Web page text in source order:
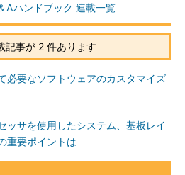
Aハンドブック 連載一覧
記事が 2 件あります
必要なソフトウェアのカスタマイズ
ッサを使用したシステム、基板レイ
重要ポイントは